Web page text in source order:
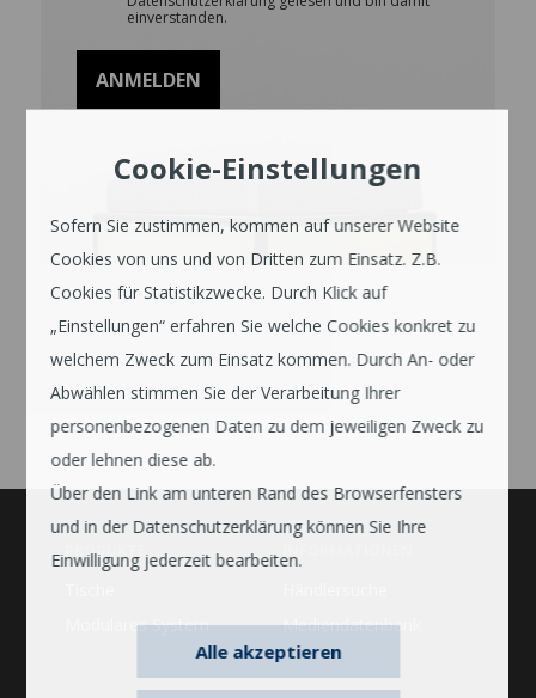
Cookie-Einstellungen
Sofern Sie zustimmen, kommen auf unserer Website
Cookies von uns und von Dritten zum Einsatz. Z.B.
Cookies für Statistikzwecke. Durch Klick auf
„Einstellungen“ erfahren Sie welche Cookies konkret zu
welchem Zweck zum Einsatz kommen. Durch An- oder
Abwählen stimmen Sie der Verarbeitung Ihrer
personenbezogenen Daten zu dem jeweiligen Zweck zu
oder lehnen diese ab.
Über den Link am unteren Rand des Browserfensters
und in der Datenschutzerklärung können Sie Ihre
Einwilligung jederzeit bearbeiten.
Alle akzeptieren
einverstanden.
PRODUKTE
Modulares System
Mediendatenbank